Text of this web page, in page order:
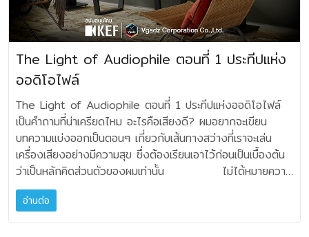
AMA คือ ครอสโอเวอร์เน็ตเวิร์ก MultiCap™ ซึ่งรองรับการใช้
งานทั้งแบบ single-wire และ bi-amp/bi-wire ในวงจรที่
กล่าวมา JBL เลือกใช้คาปาซิเตอร์ขนาดเล็กจำนวนมาก แทนการ
ใช้คาปาซิเตอร์ขนาดใหญ่จำนวนน้อยแบบเดิมๆ ผลที่ได้คือ
สามารถลดค่า ESR (Electrostatic Resistance) และทำให้
ไดรเวอร์ทุกตัวทำงานด้วยประสิทธิภาพสูงขึ้น งานออกแบบ
ทั้งหมดนี้ช่วยให้ไดรเวอร์แต่ละตัวได้รับสัญญาณความถี่ที่ครบ
ถ้วน สามารถขับพลังเสียงได้เต็มกำลัง ช่วยเพิ่มไดนามิคของ
เสียง ให้เสียงดนตรีที่ใสกระจ่างคมชัด โดยปราศจากความผิด
เพี้ยน ตัวตู้งานประณีตสง่างามระดับไฮเอ้นด์ เพราะ JBL
มิได้มุ่งเน้นเฉพาะการออกแบบไดรเวอร์และระบบครอสโอเวอร์ด้วย
เทคโนโลยีที่ก้าวล้ำ แต่ก็ยังออกแบบตู้ลำโพงอย่างพิถีพิถัน และ
ผลิตด้วยงานวิศวกรรมอันสุดยอด เพื่อผลทางอคูสติกที่ดีที่สุด
ภายในตัวตู้มีการเสริมโครงสร้างให้แข็งแกร่ง ผนังตู้ด้านในมีส่วน
levinson - ออกแบบวงจร Pure Path ทั้งแผงวงจรอนา
ล็อค และดิจิตอล - เป็นแอมปลิไฟเออร์แบบคลาส A / AB
และสามารถเลือกโหมด High-Bias - มีอนาล็อคอินพุตแบบ
Balanced และ Single-ended - ขั้วต่อลำโพงแบบ
Hurricane Binding Post จำนวน 2 ชุด - เพาเวอร์
ซัพพลายแบบ Toroidal Linear Ultra-low-noise - ทุก
ชิ้นส่วนถูกออกแบบและผลิตในสหรัฐอเมริกา เพาเวอร์แอมปลิ
ไฟเออร์ Mark levinson No 632 No 632 เป็นแอมปลิไฟเอ
อร์ที่ถูกออกแบบตามหลัก Tectonic Industrial Design
แสดงภาพลักษณ์ของการใช้วัสดุแต่ละประเภทอย่างเหมาะสมและ
ลงตัว ภายใต้ตัวเครื่องที่ดูหนาหนักบึกบึน ยังคงไว้ซึ่ง
เอกลักษณ์โดดเด่นของผลิตภัณฑ์รุ่นต่างๆ ที่เคยสร้างชื่อเสียงมา
ยาวนาน รูปทรงสวยงามด้วนเส้นสายของไฟที่ออกแบบใหม่ และดู
แวววาวเรียบหรูด้วยวัสดุกระจก Mark levinson No
โพงสตูดิโอคู่เดียวก็ถือว่าจบ แต่ถ้าไม่… ตรงนี้ ก็ตัดสินใจว่า
จะเพิ่ม Active Sub-Woofer หรือไม่ แล้วแต่ความรู้สึกของเรา
จะกำหนดลงไปครับ ถ้าสมมุติว่า ต้องเพิ่มความถี่ต่ำด้วย Active
Sub-Woofer ซึ่งมันจะมีหลักต้องพิเคราะห์ อีกพอสมควร ผทจะ
มานำเสนอกันต่อในตอนถัดไป ใน The Light of Audiophile
ตอนที่ 6 ครับ
ระบบ Bi-Wire ทุกอย่างในระบบต้องเข้าขั้นดีเยี่ยมที่สุดเท่าที่จะเป็น
ไปได้ครับ 3. การเล่นในระบบสเตอริโอเชิงซ้อน ทั้งการ
เชื่อมต่อสายลำโพง และแอมป์จะเป็น Bi-Amplifications แยก
ส่วนทั้งหมด อาจจะมากกว่า เช่นเป็น Tri-Amplifications ก็เป็น
ไปได้ เพราะรูปแบบนี้ เริ่มมาจากระบบงาน PA หรือ
5 ย่านความถี่ ให้แอมปลิไฟร์ขับลำโพง แต่ย่านความถี่อย่างอิสระ
ดังที่เรียนได้ว่าอะไรก็ตามที่เป็นระบบที่มีความสลับซับ
ซ้อนสูง ก็จะอาจจะเกิดจุดความเพี้ยนของรอยต่อ ได้เสมอ
ต้องพิจารณาตั้งแต่อิเล็กทรอนิกส์ ครอสโอเวอร์ ปรี
แอมป์ เพาเวอร์แอมป์ สายสัญญาณ สายลำโพง ต่อเชื่อม
ระหว่างระบบอย่างรอบคอบที่สุด มิฉะนั้นระบบขนาดใหญ่เช่นนี้ จะ
ผิดพลาดได้ทุกจุด ข้อดี ก็คือเราสามารถควบคุม
กำหนดคุณภาพเสียง ศักยภาพเสียงระดับความดังย่านความถี่ ที่
ดิจิตอล ก็เป็นอีกเรื่องหนึ่ง 2. ภาคขยาย หรือ Amplifier
ที่มีหน้าที่อยู่สองส่วน - ส่วนแรกคือ ภาคปรีแอมป์ Pre-
Amplifier ที่จะนำเอาสัญญาณขนาดเล็กมาปรับแต่งให้เหมาะสม
และคัดสรร จัดส่งไปยังภาค Power Amplifier หรือภาคขยาย
สำหรับขยายสัญญาณให้ใหญ่ขึ้น พอเพียงที่จะขับเสียงลำโพงได้
อย่างเต็มประสิทธิภาพ - ในภาคขยายสองส่วนหลักนี้ จะ
รวมกันหรือแยกกัน เพื่อจุดประสงค์ในการพัฒนาหรือปรับปรุงใน
วันข้างหน้าก็แล้วแต่จุดประสงค์ของผู้ออกแบบ ถ้ารวมกันเราเรียก
ว่า Integrated Amplifier นั่นเอง และถ้ามีการ
แทรกอุปกรณ์ปรับแต่งเสียงและย่านความถี่เข้าไป เราอาจจะมี
3. ลำโพง ซึ่งก็จะมีการออกแบบที่พลิกแพลงแตกต่างกันไปตาม
รสนิยมของผู้ฟัง และไอเดีย หรือการแปลเจตนารมย์ เสียงดนตรี
ที่มีอุปกรณ์ทำงาน “เชิงคู่” ช่วยในการผลักดัน เหมือน “วิ่งผลัด”
ทำให้ได้มาซึ่งกำลังขับสูง แต่เสียงจะออกในแนวหยาบ เต็มไป
ด้วยความเพี้ยนจุดรอยต่อ จึงไม่มีการนำมาใช้งาน
วงจรคลาส A-B ที่พัฒนาต่อมา มีการจับคู่อุปกรณ์ แล้วทำการ
ไบอัสกระแสน้อยๆ ที่อุปกรณ์ขยายให้พร้อมต่อการทำงาน ดังนั้น
จึงเป็นวงจรที่ได้ทั้งกำลังขับและความเนียนละเอียดของเสียง
ในช่วงสี่สิบปีที่ผ่านมา มีนักออกแบบหัวใสชาวอเมริกัน นาม
บ็อบ คาร์เวอร์ ทำการออกแบบแอมป์ขยาย ในแบบสวิตชิ่งแอมป์
ที่มีการปรับการขยายออกเป็นสามระดับ เริ่มต้นแรงขยายต่ำ แรง
ขยายระดับกลาง และแรงขยายระดับสูง ระบบ
Switching Power Supply ของ บ็อบ คาร์เวอร์ เรียกว่า แมก
เนติคฟีลด์ ถือเป็นแนวคิดเริ่มต้นที่สามารถออกแบบแอมป์ ขนาด
กำลังขับ 200 วัตต์ มีวงจรเล็กที่วางไว้ในฝ่ามือได้
เมื่อทุกสิ่งทุกอย่างเปลี่ยนแปลงไปตามยุคสมัย ต่อจากนั้นเป็นต้น
The Light of Audiophile ตอนที่ 1 ประทีปแห่ง
ออดิโอไฟล์
The Light of Audiophile ตอนที่ 1 ประทีปแห่งออดิโอไฟล์
เป็นคำถามที่น่าเครียดไหม อะไรคือเสียงดี? ผมอยากจะเขียน
บทความแบ่งออกเป็นตอนๆ เกี่ยวกับเส้นทางสว่างที่เราจะเล่น
เครื่องเสียงอย่างมีความสุข ซึ่งต้องเรียนเอาไว้ก่อนเป็นเบื้องต้น
ว่าเป็นหลักคิดส่วนตัวของผมเท่านั้น ไม่ได้หมายความ
ว่าท่านจะต้องยึดเป็นแบบอย่าง ถือว่านี่ เป็นการแชร์ประสบการณ์
ต่อแฟนคลับทุกท่าน คิดในทางที่ดีเอาไว้ก่อนคือเหมือนเรา
อยู่ในที่มืดและเรากำลังจะเริ่มเดินทาง มาช่วยกันจุดไฟแสงสว่าง
อ่านต่อ